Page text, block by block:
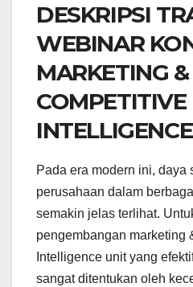
DESKRIPSI
WEBINAR
MARKETING &
COMPETITIVE
Pada era modern ini, daya
perusahaan dalam
semakin jelas terlihat.
pengembangan marketing
Intelligence unit yang
sangat ditentukan oleh